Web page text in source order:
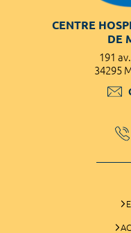
CENTRE
DE
191
34295